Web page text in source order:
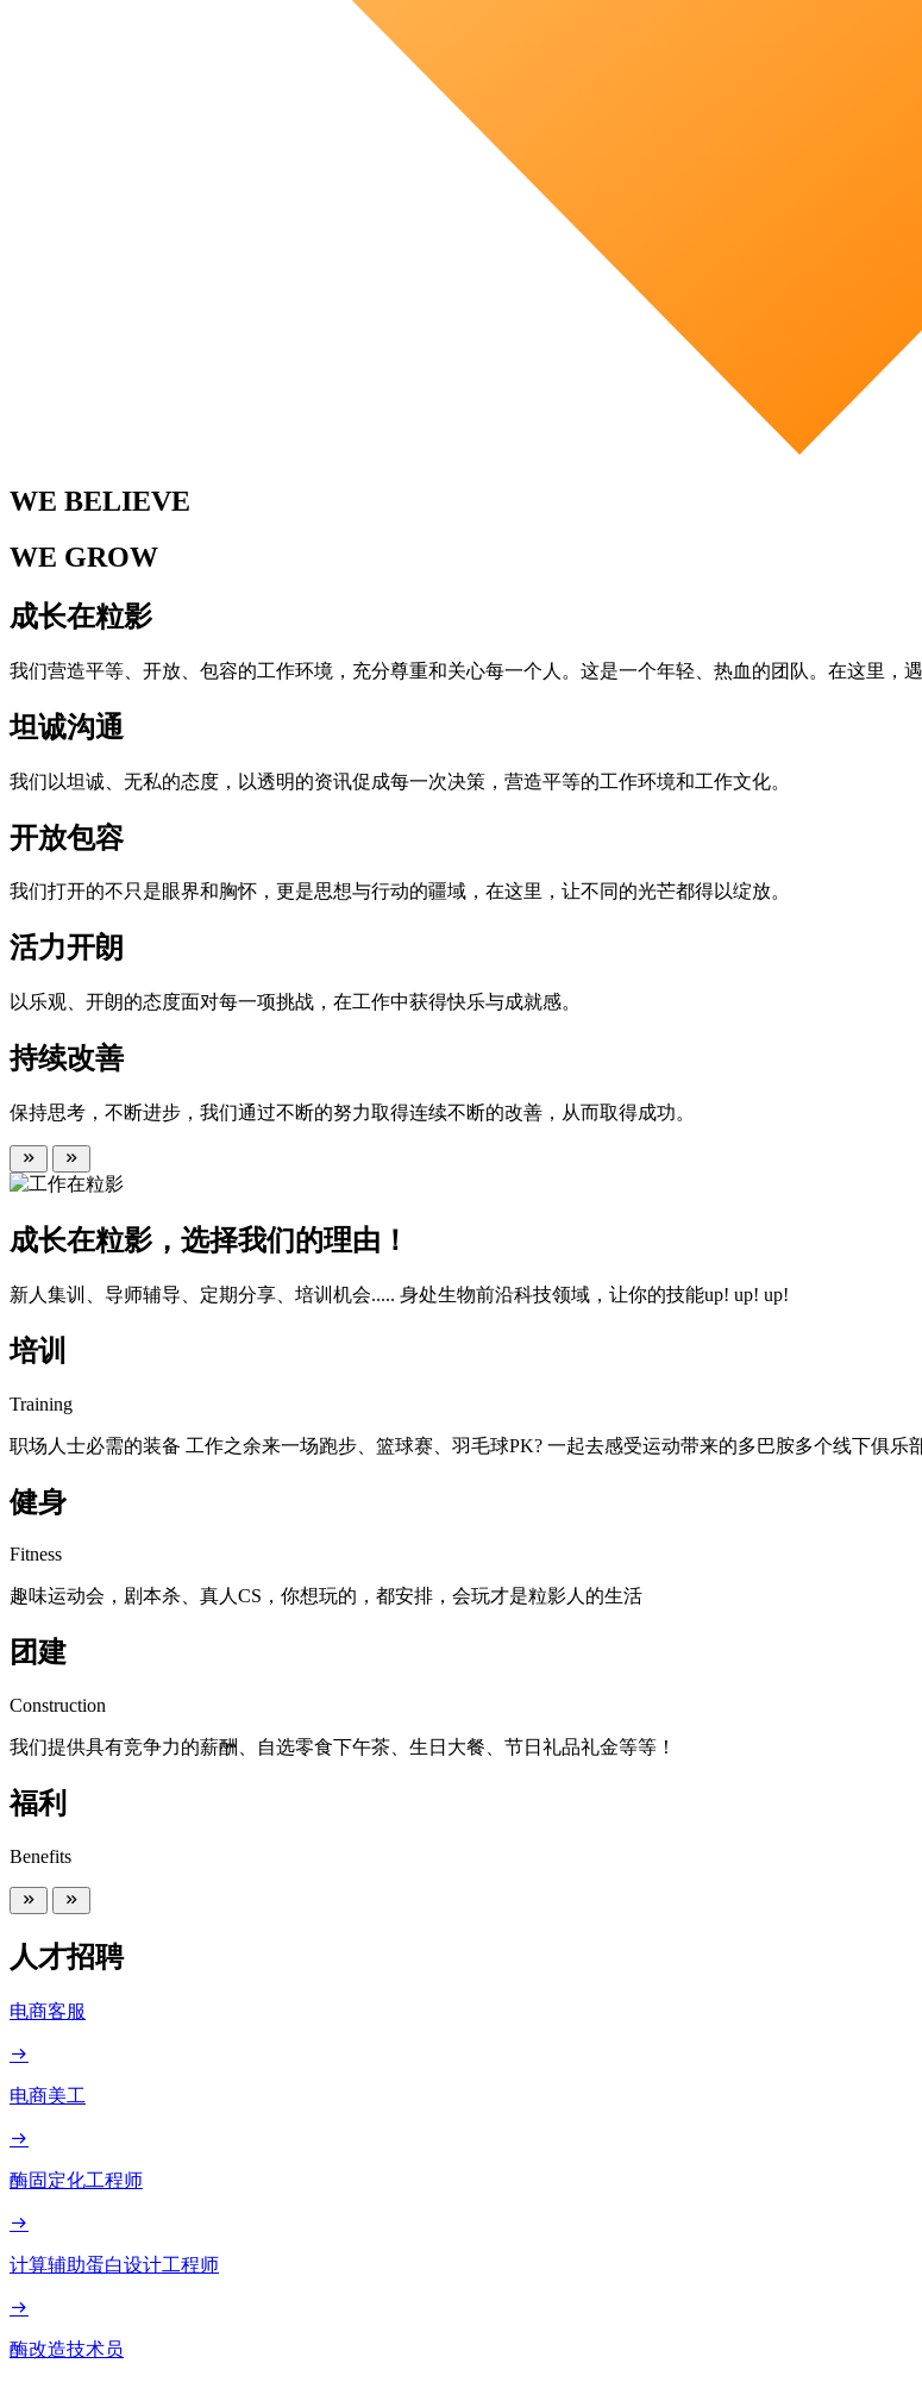
WE BELIEVE
WE GROW
成长在粒影
我们营造平等、开放、包容的工作环境，充分尊重和关心每一个人。这是一个年轻、热血的团队。在这里，
坦诚沟通
我们以坦诚、无私的态度，以透明的资讯促成每一次决策，营造平等的工作环境和工作文化。
开放包容
我们打开的不只是眼界和胸怀，更是思想与行动的疆域，在这里，让不同的光芒都得以绽放。
活力开朗
以乐观、开朗的态度面对每一项挑战，在工作中获得快乐与成就感。
持续改善
保持思考，不断进步，我们通过不断的努力取得连续不断的改善，从而取得成功。
成长在粒影，选择我们的理由！
新人集训、导师辅导、定期分享、培训机会..... 身处生物前沿科技领域，让你的技能up! up! up!
培训
Training
职场人士必需的装备 工作之余来一场跑步、篮球赛、羽毛球PK? 一起去感受运动带来的多巴胺多个线下俱乐
健身
Fitness
趣味运动会，剧本杀、真人CS，你想玩的，都安排，会玩才是粒影人的生活
团建
Construction
我们提供具有竞争力的薪酬、自选零食下午茶、生日大餐、节日礼品礼金等等！
福利
Benefits
人才招聘
电商客服
电商美工
酶固定化工程师
计算辅助蛋白设计工程师
酶改造技术员